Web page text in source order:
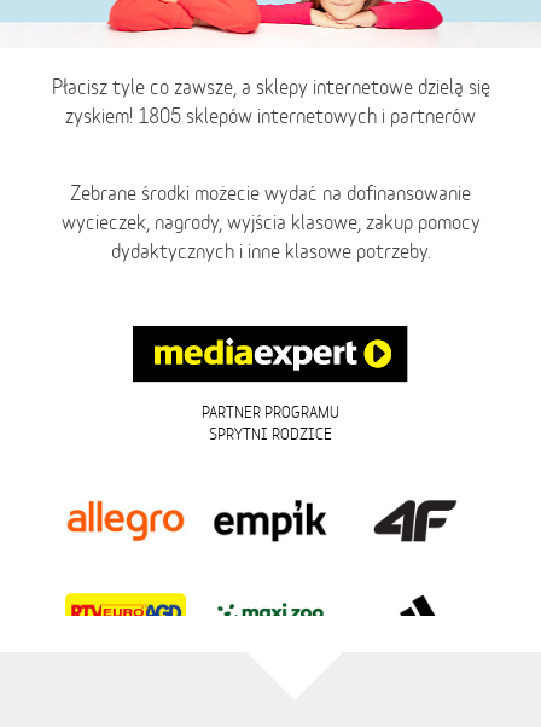
Płacisz tyle co zawsze, a sklepy internetowe dzielą się
zyskiem! 1805 sklepów internetowych i partnerów
Zebrane środki możecie wydać na dofinansowanie
wycieczek, nagrody, wyjścia klasowe, zakup pomocy
dydaktycznych i inne klasowe potrzeby.
PARTNER PROGRAMU
SPRYTNI RODZICE